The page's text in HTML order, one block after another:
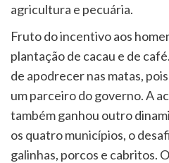
agricultura e pecuária.
Fruto do incentivo aos
plantação de cacau e de
de apodrecer nas matas,
um parceiro do governo. A
também ganhou outro
os quatro municípios, o
galinhas, porcos e cabritos.